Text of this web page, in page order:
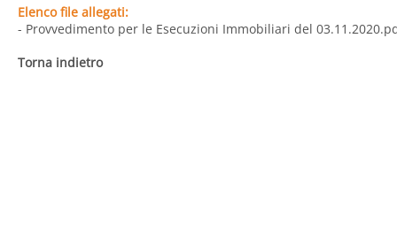
Elenco file allegati:
- Provvedimento per le Esecuzioni Immobiliari del
Torna indietro